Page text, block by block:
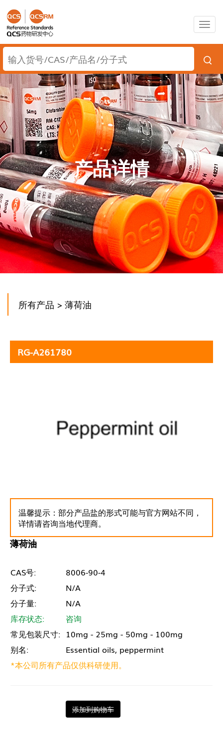
产品详情
所有产品 > 薄荷油
RG-A261780
温馨提示：部分产品盐的形式可能与官方网站不同，
详情请咨询当地代理商。
薄荷油
CAS号:
8006-90-4
分子式:
N/A
分子量:
N/A
库存状态:
咨询
常见包装尺寸: 10mg - 25mg - 50mg - 100mg
别名:
Essential oils, peppermint
*本公司所有产品仅供科研使用。
添加到购物车